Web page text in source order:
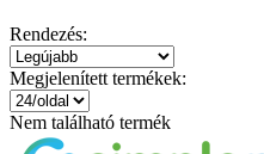
Rendezés:
Megjelenített termékek:
Nem található termék